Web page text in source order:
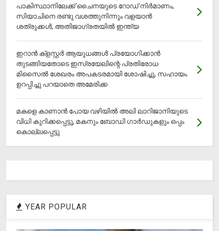
പാകിസ്ഥാനിലേക്ക് ചൈനയുടെ റോഡ് നിർമാണം,
സിയാചിനെ രണ്ടു വശത്തുനിന്നും വളയാൻ
ശത്രുക്കൾ, അതിജാ​ഗ്രതയിൽ ഇന്ത്യ
ഇറാന്‍ ക്‌ളസ്റ്റര്‍ ആയുധങ്ങള്‍ പ്രയോഗിക്കാന്‍
തുടങ്ങിയതോടെ ഇസ്രയേലിന്റെ പ്രതിരോധ
മിസൈല്‍ ശേഖരം അപകടരമായി ശോഷിച്ചു, സഹായം
ഉറപ്പിച്ചു പറയാതെ അമേരിക്ക
മകളെ കാണാന്‍ പോയ വഴിയില്‍ അലി ലാറിജാനിയുടെ
വിധി കുറിക്കപ്പെട്ടു, മകനും ബോഡി ഗാര്‍ഡുകളും ഒപ്പം
കൊല്ലപ്പെട്ടു
YEAR POPULAR